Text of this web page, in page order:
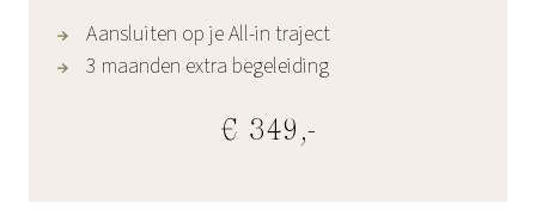
Aansluiten op je All-in traject
3 maanden extra begeleiding
€ 349,-